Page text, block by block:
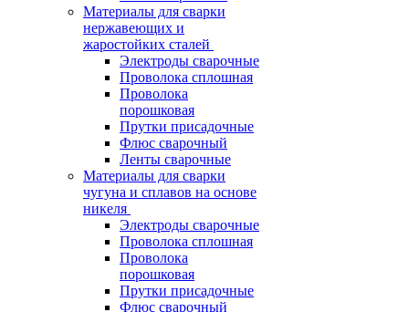
Материалы для сварки
нержавеющих и
жаростойких сталей
Электроды сварочные
Проволока сплошная
Проволока
порошковая
Прутки присадочные
Флюс сварочный
Ленты сварочные
Материалы для сварки
чугуна и сплавов на основе
никеля
Электроды сварочные
Проволока сплошная
Проволока
порошковая
Прутки присадочные
Флюс сварочный